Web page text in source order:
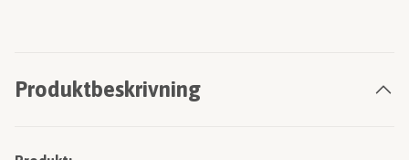
Produktbeskrivning